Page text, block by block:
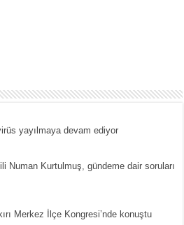
yayılmaya devam ediyor
Numan Kurtulmuş, gündeme dair soruları
Merkez İlçe Kongresi’nde konuştu